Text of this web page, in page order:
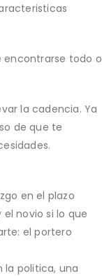
encontrarse todo o
la cadencia. Ya
de que te
en el plazo
novio si lo que
el portero
la politica, una